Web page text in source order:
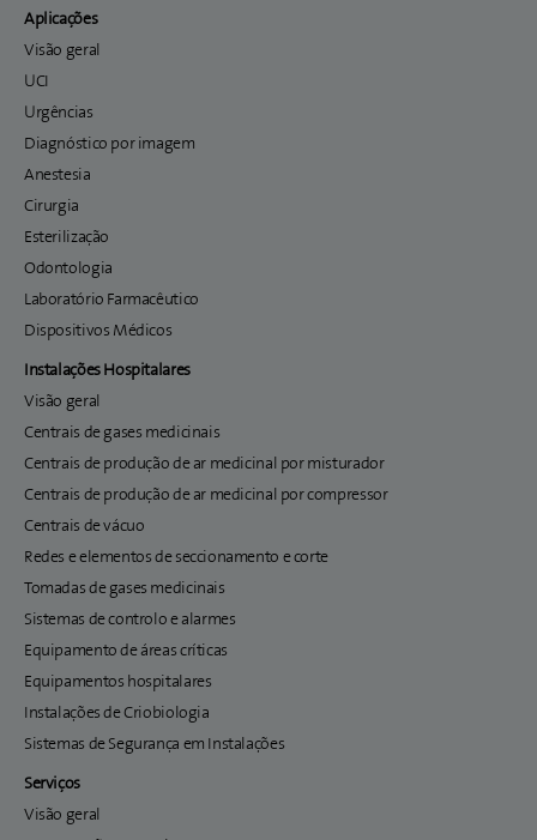
Aplicações
Visão geral
UCI
Urgências
Diagnóstico por imagem
Anestesia
Cirurgia
Esterilização
Odontologia
Laboratório Farmacêutico
Dispositivos Médicos
Instalações Hospitalares
Visão geral
Centrais de gases medicinais
Centrais de produção de ar medicinal por misturador
Centrais de produção de ar medicinal por compressor
Centrais de vácuo
Redes e elementos de seccionamento e corte
Tomadas de gases medicinais
Sistemas de controlo e alarmes
Equipamento de áreas críticas
Equipamentos hospitalares
Instalações de Criobiologia
Sistemas de Segurança em Instalações
Serviços
Visão geral